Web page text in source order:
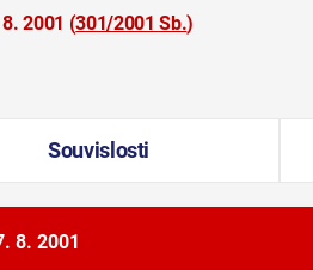
2001 (301/2001 Sb.)
Souvislosti
8. 2001